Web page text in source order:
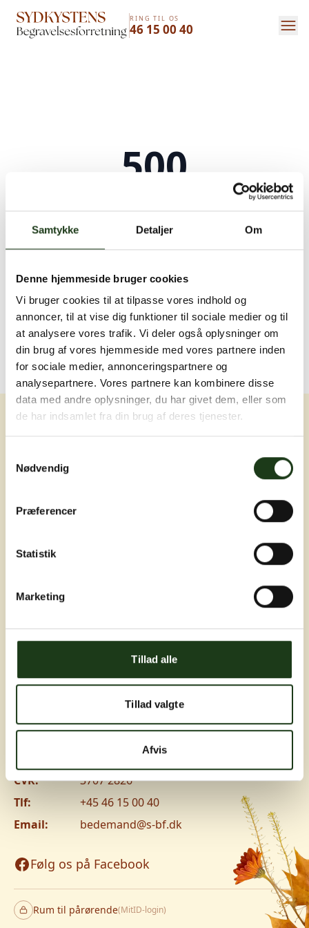
Samtykke Detaljer Om
Denne hjemmeside bruger cookies
Vi bruger cookies til at tilpasse vores indhold og
annoncer, til at vise dig funktioner til sociale medier og til
at analysere vores trafik. Vi deler også oplysninger om
din brug af vores hjemmeside med vores partnere inden
for sociale medier, annonceringspartnere og
analysepartnere. Vores partnere kan kombinere disse
data med andre oplysninger, du har givet dem, eller som
de har indsamlet fra din brug af deres tjenester.
Nødvendig
Præferencer
Statistik
Marketing
Tillad alle
Tillad valgte
Afvis
RING TIL OS
46 15 00 40
500
Serverfejl
Der opstod en intern serverfejl. Vi arbejder på
Kontakt os på +45 46 15 00 40 bedemand@s-bf.dk
Erfaring, nærvær og omsorg ved livets
Adresser
Jyllingevej 8, 2720 Vanløse
CVR:
3707 2826
Tlf:
+45 46 15 00 40
Email:
bedemand@s-bf.dk
Følg os på Facebook
Rum til pårørende(MitID-login)